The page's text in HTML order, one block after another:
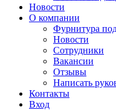
Новости
О компании
Фурнитура под
Новости
Сотрудники
Вакансии
Отзывы
Написать
Контакты
Вход